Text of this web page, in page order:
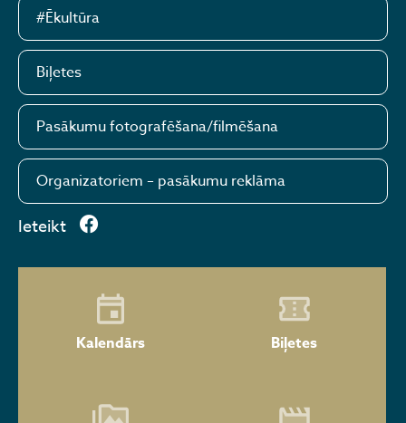
#Ēkultūra
Biļetes
Pasākumu fotografēšana/filmēšana
Organizatoriem – pasākumu reklāma
Ieteikt
Kalendārs Biļetes